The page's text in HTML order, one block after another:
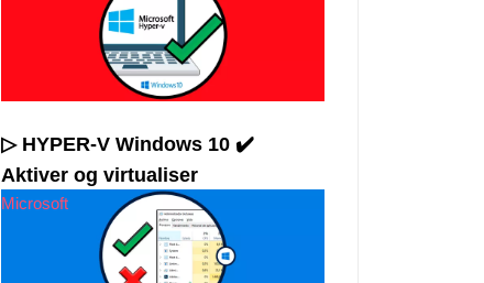
▷ HYPER-V Windows 10 ✔️
Aktiver og virtualiser
Microsoft